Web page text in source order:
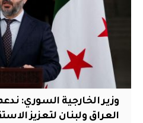
وزير الخارجية السوري:
العراق ولبنان لتعزيز